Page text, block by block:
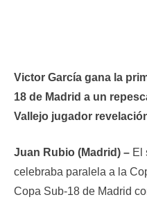
Victor García gana la
18 de Madrid a un
Vallejo jugador
Juan Rubio (Madrid) – El
celebraba paralela a la
Copa Sub-18 de Madrid